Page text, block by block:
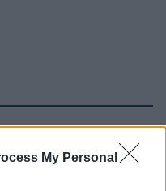
My Personal